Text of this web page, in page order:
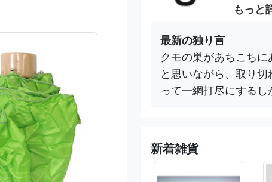
もっと
最新の独り言
クモの巣があちこちに
と思いながら、取り
って一網打尽にするし
新着雑貨